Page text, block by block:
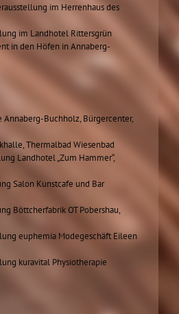
im Herrenhaus des
im Landhotel Rittersgrün
in den Höfen in Annaberg-
Annaberg-Buchholz, Bürgercenter,
Thermalbad Wiesenbad
Landhotel „Zum Hammer“,
Salon Kunstcafe und Bar
Böttcherfabrik OT Pobershau,
euphemia Modegeschäft Eileen
kuravital Physiotherapie